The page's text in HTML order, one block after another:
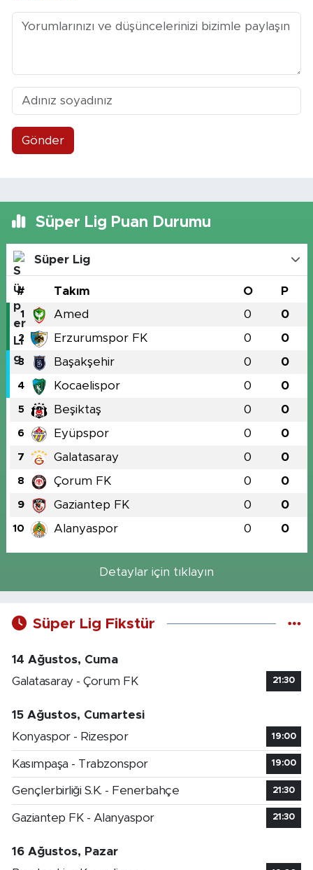
Gönder
Süper Lig Puan Durumu
Süper Lig
# Takım O P
1 Amed 0 0
2 Erzurumspor FK 0 0
3 Başakşehir 0 0
4 Kocaelispor 0 0
5 Beşiktaş 0 0
6 Eyüpspor 0 0
7 Galatasaray 0 0
8 Çorum FK 0 0
9 Gaziantep FK 0 0
10 Alanyaspor 0 0
Detaylar için tıklayın
Süper Lig Fikstür
14 Ağustos, Cuma
Galatasaray - Çorum FK
21:30
15 Ağustos, Cumartesi
Konyaspor - Rizespor
19:00
Kasımpaşa - Trabzonspor 19:00
Gençlerbirliği S.K. - Fenerbahçe 21:30
Gaziantep FK - Alanyaspor 21:30
16 Ağustos, Pazar